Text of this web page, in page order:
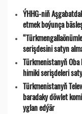
ÝHHG-niň
etmek boýunça
serişdesini satyn
Türkmenistanyň
himiki serişdeleri
Türkmenistanyň
baradaky döwlet
yglan edýär